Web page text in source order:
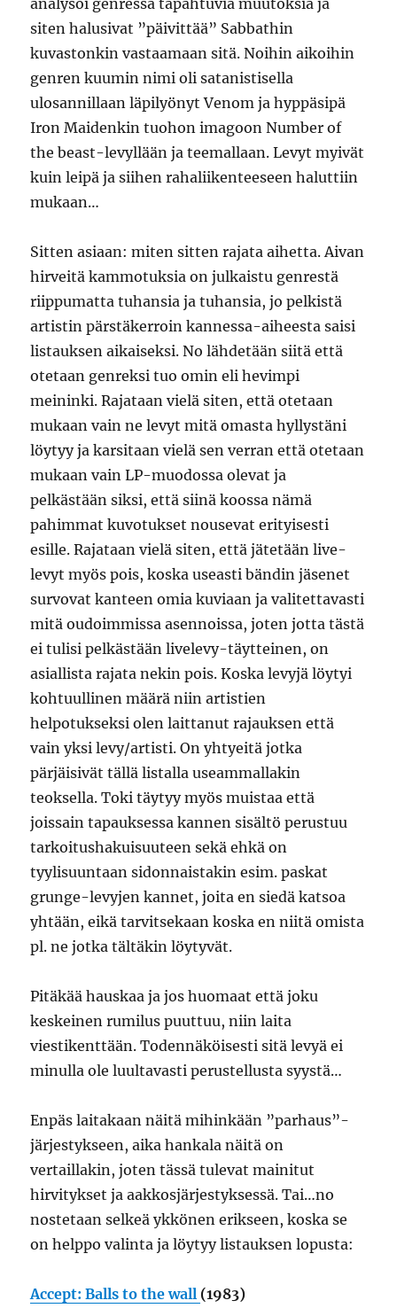
siten halusivat ”päivittää” Sabbathin
kuvastonkin vastaamaan sitä. Noihin aikoihin
genren kuumin nimi oli satanistisella
ulosannillaan läpilyönyt Venom ja hyppäsipä
Iron Maidenkin tuohon imagoon Number of
the beast-levyllään ja teemallaan. Levyt myivät
kuin leipä ja siihen rahaliikenteeseen haluttiin
mukaan…
Sitten asiaan: miten sitten rajata aihetta. Aivan
hirveitä kammotuksia on julkaistu genrestä
riippumatta tuhansia ja tuhansia, jo pelkistä
artistin pärstäkerroin kannessa-aiheesta saisi
listauksen aikaiseksi. No lähdetään siitä että
otetaan genreksi tuo omin eli hevimpi
meininki. Rajataan vielä siten, että otetaan
mukaan vain ne levyt mitä omasta hyllystäni
löytyy ja karsitaan vielä sen verran että otetaan
mukaan vain LP-muodossa olevat ja
pelkästään siksi, että siinä koossa nämä
pahimmat kuvotukset nousevat erityisesti
esille. Rajataan vielä siten, että jätetään live-
levyt myös pois, koska useasti bändin jäsenet
survovat kanteen omia kuviaan ja valitettavasti
mitä oudoimmissa asennoissa, joten jotta tästä
ei tulisi pelkästään livelevy-täytteinen, on
asiallista rajata nekin pois. Koska levyjä löytyi
kohtuullinen määrä niin artistien
helpotukseksi olen laittanut rajauksen että
vain yksi levy/artisti. On yhtyeitä jotka
pärjäisivät tällä listalla useammallakin
teoksella. Toki täytyy myös muistaa että
joissain tapauksessa kannen sisältö perustuu
tarkoitushakuisuuteen sekä ehkä on
tyylisuuntaan sidonnaistakin esim. paskat
grunge-levyjen kannet, joita en siedä katsoa
yhtään, eikä tarvitsekaan koska en niitä omista
pl. ne jotka tältäkin löytyvät.
Pitäkää hauskaa ja jos huomaat että joku
keskeinen rumilus puuttuu, niin laita
viestikenttään. Todennäköisesti sitä levyä ei
minulla ole luultavasti perustellusta syystä…
Enpäs laitakaan näitä mihinkään ”parhaus”-
järjestykseen, aika hankala näitä on
vertaillakin, joten tässä tulevat mainitut
hirvitykset ja aakkosjärjestyksessä. Tai…no
nostetaan selkeä ykkönen erikseen, koska se
on helppo valinta ja löytyy listauksen lopusta:
Accept: Balls to the wall (1983)